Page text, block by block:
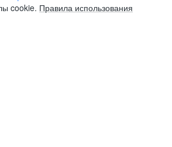
cookie. Правила использования